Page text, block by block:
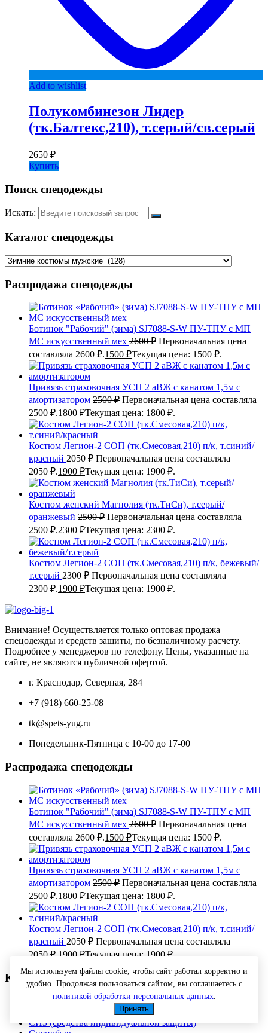
Add to wishlist
Полукомбинезон Лидер
(тк.Балтекс,210), т.серый/св.серый
2650 ₽
Купить
Поиск спецодежды
Искать:
Каталог спецодежды
Распродажа спецодежды
Ботинок "Рабочий" (зима) SJ7088-S-W ПУ-ТПУ с МП
МС искусственный мех 2600₽ Первоначальная цена
составляла 2600 ₽.1500 ₽Текущая цена: 1500 ₽.
Привязь страховочная УСП 2 аВЖ с канатом 1,5м с
амортизатором 2500₽ Первоначальная цена составляла
2500 ₽.1800 ₽Текущая цена: 1800 ₽.
Костюм Легион-2 СОП (тк.Смесовая,210) п/к, т.синий/
красный 2050₽ Первоначальная цена составляла
2050 ₽.1900 ₽Текущая цена: 1900 ₽.
Костюм женский Магнолия (тк.ТиСи), т.серый/
оранжевый 2500₽ Первоначальная цена составляла
2500 ₽.2300 ₽Текущая цена: 2300 ₽.
Костюм Легион-2 СОП (тк.Смесовая,210) п/к, бежевый/
т.серый 2300₽ Первоначальная цена составляла
2300 ₽.1900 ₽Текущая цена: 1900 ₽.
Внимание! Осуществляется только оптовая продажа
спецодежды и средств защиты, по безналичному расчету.
Подробнее у менеджеров по телефону. Цены, указанные на
сайте, не являются публичной офертой.
г. Краснодар, Северная, 284
+7 (918) 660-25-08
tk@spets-yug.ru
Понедельник-Пятница с 10-00 до 17-00
Распродажа спецодежды
Ботинок "Рабочий" (зима) SJ7088-S-W ПУ-ТПУ с МП
МС искусственный мех 2600₽ Первоначальная цена
составляла 2600 ₽.1500 ₽Текущая цена: 1500 ₽.
Привязь страховочная УСП 2 аВЖ с канатом 1,5м с
амортизатором 2500₽ Первоначальная цена составляла
2500 ₽.1800 ₽Текущая цена: 1800 ₽.
Костюм Легион-2 СОП (тк.Смесовая,210) п/к, т.синий/
красный 2050₽ Первоначальная цена составляла
2050 ₽. 1900 ₽Текущая цена: 1900 ₽.
Категории товаров
Головные уборы
СИЗ (средства индивидуальной защиты)
Мы используем файлы cookie, чтобы сайт работал корректно и
удобно. Продолжая пользоваться сайтом, вы соглашаетесь с
политикой обработки персональных данных.
Принять